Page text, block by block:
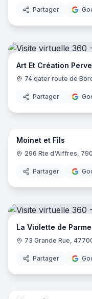
Partager
Art Et Création
74 qater route de
Partager
Moinet et Fils
296 Rte d'Aiffres,
Partager
La Violette de Parme
73 Grande Rue,
Partager